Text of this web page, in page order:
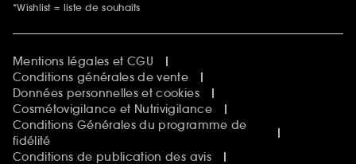
*Wishlist = liste de souhaits
Mentions légales et CGU
Conditions générales de vente
Données personnelles et cookies
Cosmétovigilance et Nutrivigilance
Conditions Générales du programme de
fidélité
Conditions de publication des avis